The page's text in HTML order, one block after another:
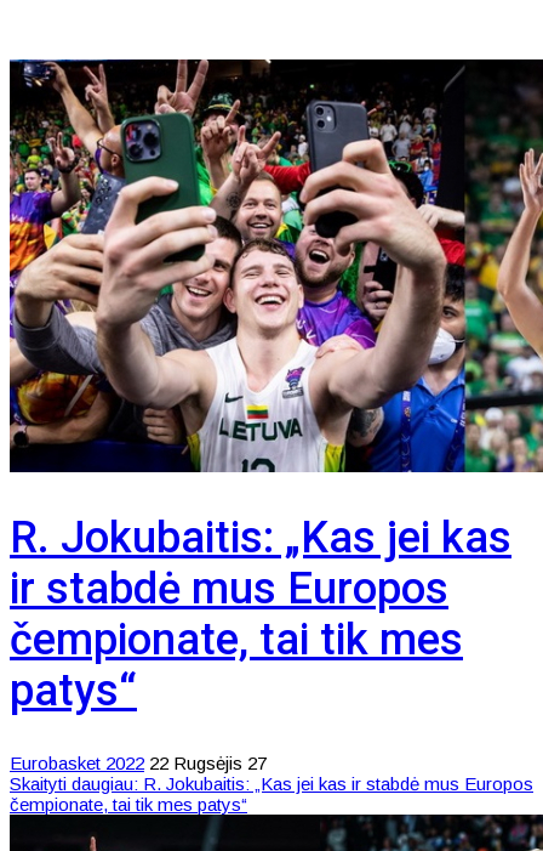
R. Jokubaitis: „Kas jei kas
ir stabdė mus Europos
čempionate, tai tik mes
patys“
Eurobasket 2022 22 Rugsėjis 27
Skaityti daugiau: R. Jokubaitis: „Kas jei kas ir stabdė mus Europos
čempionate, tai tik mes patys“